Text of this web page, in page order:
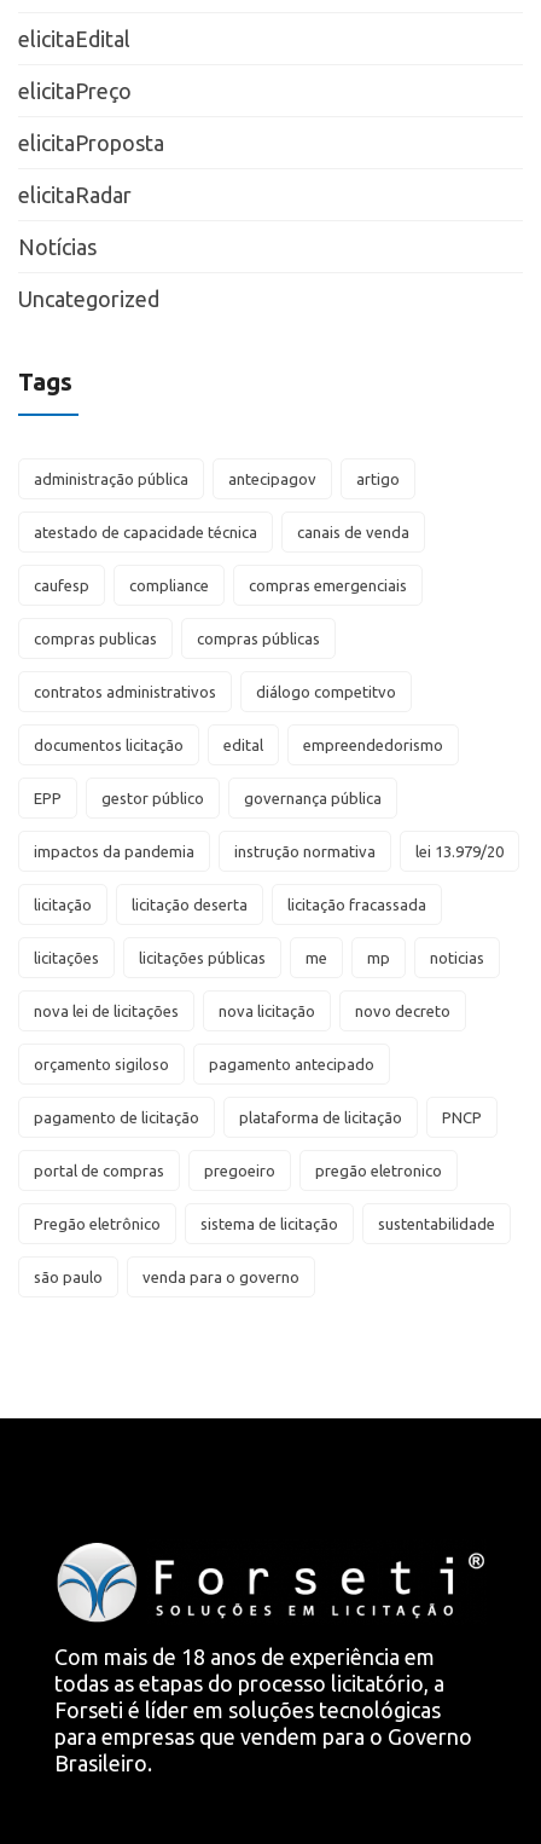
elicitaEdital
elicitaPreço
elicitaProposta
elicitaRadar
Notícias
Uncategorized
Tags
administração pública antecipagov artigo
atestado de capacidade técnica canais de venda
caufesp compliance compras emergenciais
compras publicas compras públicas
contratos administrativos diálogo competitvo
documentos licitação edital empreendedorismo
EPP gestor público governança pública
impactos da pandemia instrução normativa lei 13.979/20
licitação licitação deserta licitação fracassada
licitações licitações públicas me mp noticias
nova lei de licitações nova licitação novo decreto
orçamento sigiloso pagamento antecipado
pagamento de licitação plataforma de licitação PNCP
portal de compras pregoeiro pregão eletronico
Pregão eletrônico sistema de licitação sustentabilidade
são paulo venda para o governo
Com mais de 18 anos de experiência em
todas as etapas do processo licitatório, a
Forseti é líder em soluções tecnológicas
para empresas que vendem para o Governo
Brasileiro.